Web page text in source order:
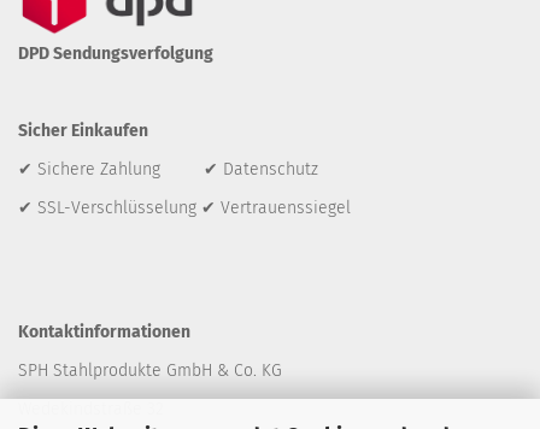
DPD Sendungsverfolgung
Sicher Einkaufen
✔ Sichere Zahlung ✔ Datenschutz
✔ SSL-Verschlüsselung ✔ Vertrauenssiegel
Kontaktinformationen
SPH Stahlprodukte GmbH & Co. KG